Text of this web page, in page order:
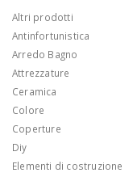
Altri prodotti
Antinfortunistica
Arredo Bagno
Attrezzature
Ceramica
Colore
Coperture
Diy
Elementi di costruzione